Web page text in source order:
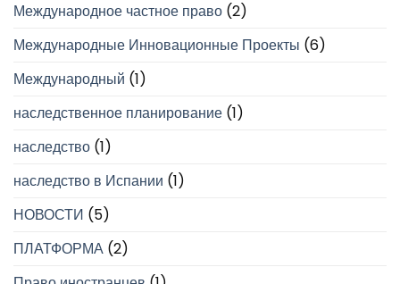
Международное частное право (2)
Международные Инновационные Проекты (6)
Международный (1)
наследственное планирование (1)
наследство (1)
наследство в Испании (1)
НОВОСТИ (5)
ПЛАТФОРМА (2)